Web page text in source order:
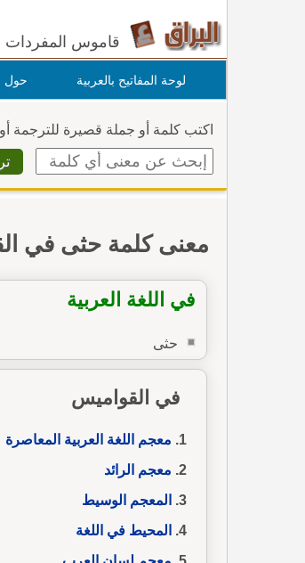
قاموس المفردات
لوحة المفاتيح بالعربية حول
اكتب كلمة أو جملة قصيرة للترجمة
معنى كلمة حثى في
في اللغة العربية
حثى
في القواميس
معجم اللغة العربية المعاصرة
معجم الرائد
المعجم الوسيط
المحيط في اللغة